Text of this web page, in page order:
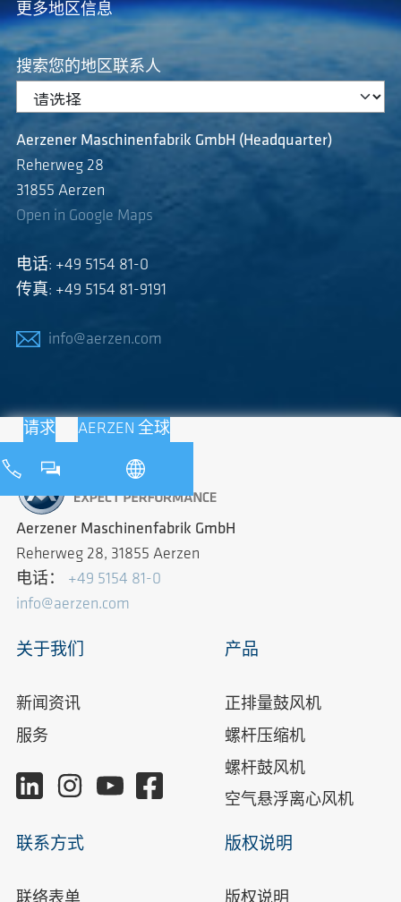
更多地区信息
搜索您的地区联系人
Aerzener Maschinenfabrik GmbH (Headquarter)
Reherweg 28
31855 Aerzen
Open in Google Maps
电话: +49 5154 81-0
传真: +49 5154 81-9191
info@aerzen.com
请求 AERZEN 全球
Aerzener Maschinenfabrik GmbH
Reherweg 28, 31855 Aerzen
电话： +49 5154 81-0
info@aerzen.com
关于我们
新闻资讯
服务
产品
正排量鼓风机
螺杆压缩机
螺杆鼓风机
空气悬浮离心风机
联系方式 版权说明